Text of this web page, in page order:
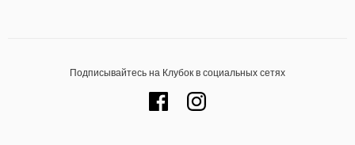
Подписывайтесь на Клубок в социальных сетях